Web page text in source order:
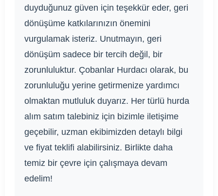
duyduğunuz güven için teşekkür eder, geri
dönüşüme katkılarınızın önemini
vurgulamak isteriz. Unutmayın, geri
dönüşüm sadece bir tercih değil, bir
zorunluluktur. Çobanlar Hurdacı olarak, bu
zorunluluğu yerine getirmenize yardımcı
olmaktan mutluluk duyarız. Her türlü hurda
alım satım talebiniz için bizimle iletişime
geçebilir, uzman ekibimizden detaylı bilgi
ve fiyat teklifi alabilirsiniz. Birlikte daha
temiz bir çevre için çalışmaya devam
edelim!